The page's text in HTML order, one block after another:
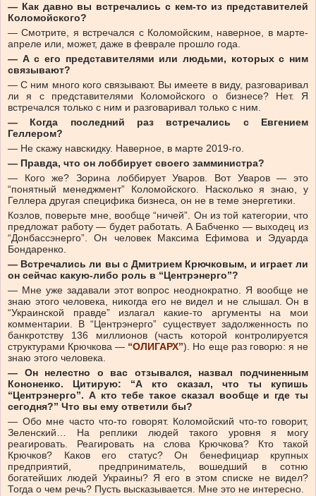
— Как давно вы встречались с кем-то из представителей
Коломойского?
— Смотрите, я встречался с Коломойским, наверное, в марте-
апреле или, может, даже в феврале прошло года.
— А с его представителями или людьми, которых с ним
связывают?
— С ним много кого связывают. Вы имеете в виду, разговаривал
ли я с представителями Коломойского о бизнесе? Нет. Я
встречался только с ним и разговаривал только с ним.
— Когда последний раз встречались с Евгением
Геллером?
— Не скажу навскидку. Наверное, в марте 2019-го.
— Правда, что он лоббирует своего замминистра?
— Кого же? Зорина лоббирует Уваров. Вот Уваров — это
“понятный менеджмент” Коломойского. Насколько я знаю, у
Геллера другая специфика бизнеса, он не в теме энергетики.
Козлов, поверьте мне, вообще “ничей”. Он из той категории, что
предложат работу — будет работать. А Бабченко — выходец из
“Донбассэнерго”. Он человек Максима Ефимова и Эдуарда
Бондаренко.
— Встречались ли вы с Дмитрием Крючковым, и играет ли
он сейчас какую-либо роль в “Центрэнерго”?
— Мне уже задавали этот вопрос неоднократно. Я вообще не
знаю этого человека, никогда его не видел и не слышал. Он в
“Украинской правде” излагал какие-то аргументы на мои
комментарии. В “Центрэнерго” существует задолженность по
банкротству 136 миллионов (часть которой контролируется
структурами Крючкова — “ОЛИГАРХ”). Но еще раз говорю: я не
знаю этого человека.
— Он нелестно о вас отзывался, назвал подчиненным
Кононенко. Цитирую: “А кто сказал, что ты купишь
“Центрэнерго”. А кто тебе такое сказал вообще и где ты
сегодня?” Что вы ему ответили бы?
— Обо мне часто что-то говорят. Коломойский что-то говорит,
Зеленский… На реплики людей такого уровня я могу
реагировать. Реагировать на слова Крючкова? Кто такой
Крючков? Каков его статус? Он бенефициар крупных
предприятий, предприниматель, вошедший в сотню
богатейших людей Украины? Я его в этом списке не видел?
Тогда о чем речь? Пусть высказывается. Мне это не интересно.